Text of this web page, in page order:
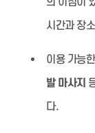
시간과 장
이용 가능
발 마사지
다.